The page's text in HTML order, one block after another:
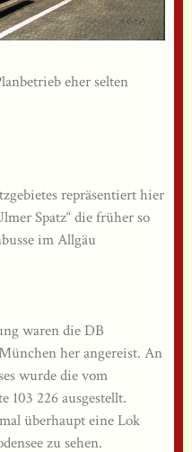
eher selten
repräsentiert hier
Spatz“ die früher so
im Allgäu
waren die DB
her angereist. An
wurde die vom
103 226 ausgestellt.
überhaupt eine Lok
zu sehen.